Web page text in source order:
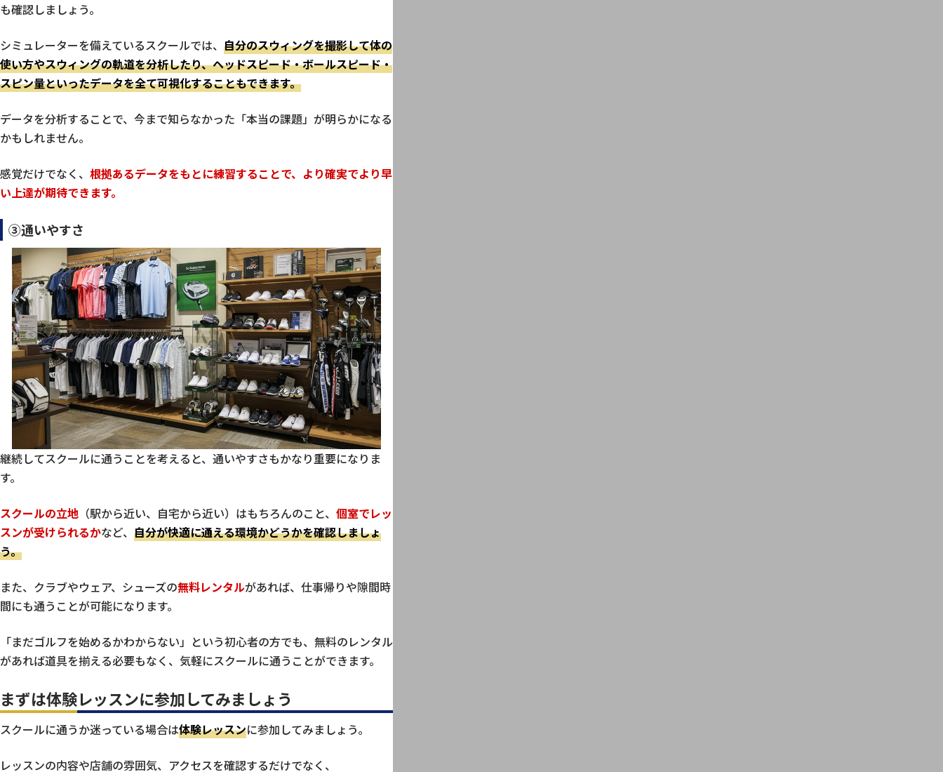
も確認しましょう。
シミュレーターを備えているスクールでは、 自分のスウィングを撮影して体の
使い方やスウィングの軌道を分析したり、ヘッドスピード・ボールスピード・
スピン量といったデータを全て可視化することもできます。
データを分析することで、今まで知らなかった「本当の課題」が明らかになる
かもしれません。
感覚だけでなく、 根拠あるデータをもとに練習することで、より確実でより早
い上達が期待できます。
③通いやすさ
継続してスクールに通うことを考えると、通いやすさもかなり重要になりま
す。
スクールの立地 （駅から近い、自宅から近い）はもちろんのこと、 個室でレッ
スンが受けられるかなど、 自分が快適に通える環境かどうかを確認しましょ
う。
また、クラブやウェア、シューズの無料レンタルがあれば、仕事帰りや隙間時
間にも通うことが可能になります。
「まだゴルフを始めるかわからない」という初心者の方でも、無料のレンタル
があれば道具を揃える必要もなく、気軽にスクールに通うことができます。
まずは体験レッスンに参加してみましょう
スクールに通うか迷っている場合は体験レッスンに参加してみましょう。
レッスンの内容や店舗の雰囲気、アクセスを確認するだけでなく、